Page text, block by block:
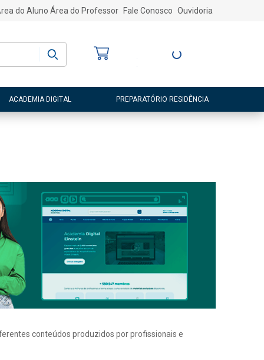
do Aluno Área do Professor Fale Conosco Ouvidoria
Entre ou Cadastre-
ACADEMIA DIGITAL PREPARATÓRIO RESIDÊNCIA
conteúdos produzidos por profissionais e